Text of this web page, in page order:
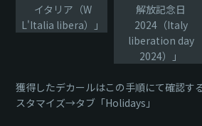
イタリア（W
L'Italia libera）」
解放記念日
2024（Italy
liberation day
2024）」
獲得したデカールはこの手順にて確認す
スタマイズ→タブ「Holidays」